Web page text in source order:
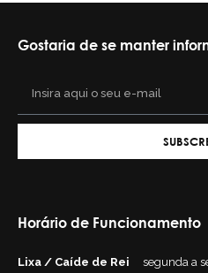
Gostaria de se manter
Horário de Funcionamento
Lixa / Caíde de Rei segunda a